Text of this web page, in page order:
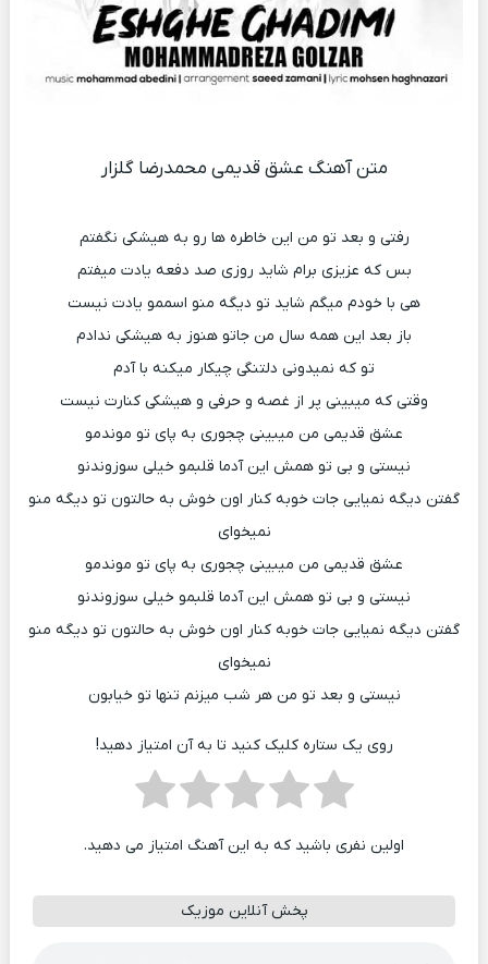
متن آهنگ عشق قدیمی محمدرضا گلزار
رفتی و بعد تو من این خاطره ها رو به هیشکی نگفتم
بس که عزیزی برام شاید روزی صد دفعه یادت میفتم
هی با خودم میگم شاید تو دیگه منو اسممو یادت نیست
باز بعد این همه سال من جاتو هنوز به هیشکی ندادم
تو که نمیدونی دلتنگی چیکار میکنه با آدم
وقتی که میبینی پر از غصه و حرفی و هیشکی کنارت نیست
عشق قدیمی من میبینی چجوری به پای تو موندمو
نیستی و بی تو همش این آدما قلبمو خیلی سوزوندنو
گفتن دیگه نمیایی جات خوبه کنار اون خوش به حالتون تو دیگه منو
نمیخوای
عشق قدیمی من میبینی چجوری به پای تو موندمو
نیستی و بی تو همش این آدما قلبمو خیلی سوزوندنو
گفتن دیگه نمیایی جات خوبه کنار اون خوش به حالتون تو دیگه منو
نمیخوای
نیستی و بعد تو من هر شب میزنم تنها تو خیابون
روی یک ستاره کلیک کنید تا به آن امتیاز دهید!
اولین نفری باشید که به این آهنگ امتیاز می دهید.
پخش آنلاین موزیک